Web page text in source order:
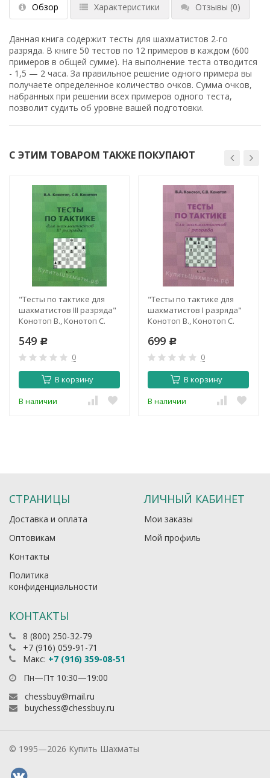
Обзор Характеристики Отзывы (0)
Данная книга содержит тесты для шахматистов 2-го
разряда. В книге 50 тестов по 12 примеров в каждом (600
примеров в общей сумме). На выполнение теста отводится
- 1,5 — 2 часа. За правильное решение одного примера вы
получаете определенное количество очков. Сумма очков,
набранных при решении всех примеров одного теста,
позволит судить об уровне вашей подготовки.
С ЭТИМ ТОВАРОМ ТАКЖЕ ПОКУПАЮТ
"Тесты по тактике для
шахматистов III разряда"
Конотоп В., Конотоп С.
549 Р
0
В корзину
В наличии
"Тесты по тактике для
шахматистов I разряда"
Конотоп В., Конотоп С.
699 Р
0
В корзину
В наличии
СТРАНИЦЫ
Доставка и оплата
Оптовикам
Контакты
Политика
конфиденциальности
ЛИЧНЫЙ КАБИНЕТ
Мои заказы
Мой профиль
КОНТАКТЫ
8 (800) 250-32-79
+7 (916) 059-91-71
Макс: +7 (916) 359-08-51
Пн—Пт 10:30—19:00
chessbuy@mail.ru
buychess@chessbuy.ru
© 1995—2026 Купить Шахматы